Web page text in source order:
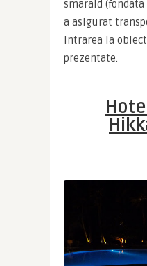
smarald
a asigurat
intrarea la
prezentate.